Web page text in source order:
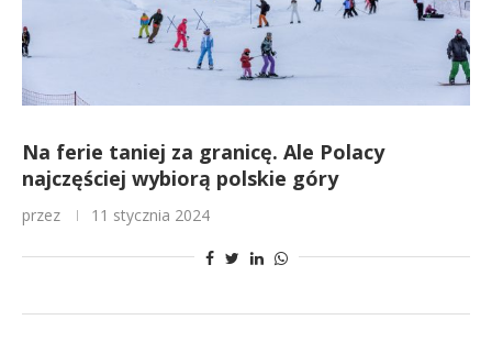
Na ferie taniej za granicę. Ale Polacy
najczęściej wybiorą polskie góry
przez 11 stycznia 2024